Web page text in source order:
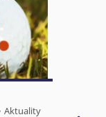
Aktuality